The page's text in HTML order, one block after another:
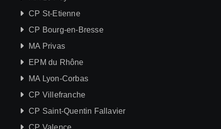
CP St-Etienne
CP Bourg-en-Bresse
MA Privas
EPM du Rhône
MA Lyon-Corbas
CP Villefranche
CP Saint-Quentin Fallavier
CP Valence